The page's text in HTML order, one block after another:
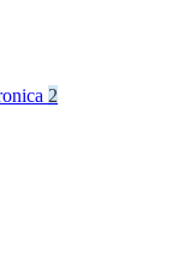
2